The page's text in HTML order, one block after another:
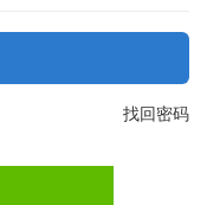
找回密码